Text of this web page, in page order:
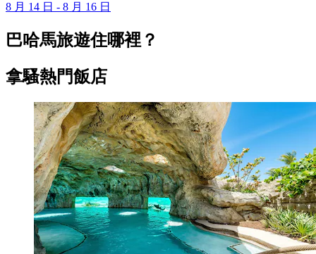
8 月 14 日 - 8 月 16 日
巴哈馬旅遊住哪裡？
拿騷熱門飯店